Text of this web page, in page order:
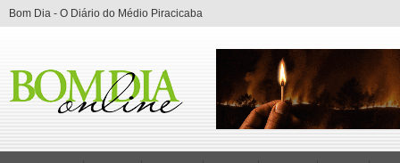
Bom Dia - O Diário do Médio Piracicaba